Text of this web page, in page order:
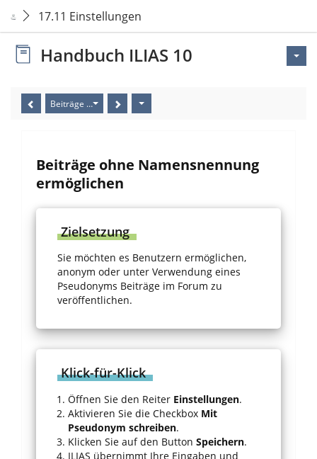
17.11 Einstellungen
Handbuch ILIAS 10
Beiträge ohne Namensnennung ermöglichen
Beiträge ohne Namensnennung
ermöglichen
Zielsetzung
Sie möchten es Benutzern ermöglichen,
anonym oder unter Verwendung eines
Pseudonyms Beiträge im Forum zu
veröffentlichen.
Klick-für-Klick
Öffnen Sie den Reiter Einstellungen.
Aktivieren Sie die Checkbox Mit
Pseudonym schreiben.
Klicken Sie auf den Button Speichern.
ILIAS übernimmt Ihre Eingaben und